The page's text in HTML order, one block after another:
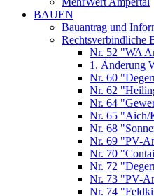
BAUEN
Bauantrag und
Rechtsverbindliche
Nr. 52 "WA
1. Änderung
Nr. 60
Nr. 62
Nr. 64
Nr. 65 "Aich/
Nr. 68
Nr. 69 "PV-
Nr. 70
Nr. 72
Nr. 73 "PV-
Nr. 74